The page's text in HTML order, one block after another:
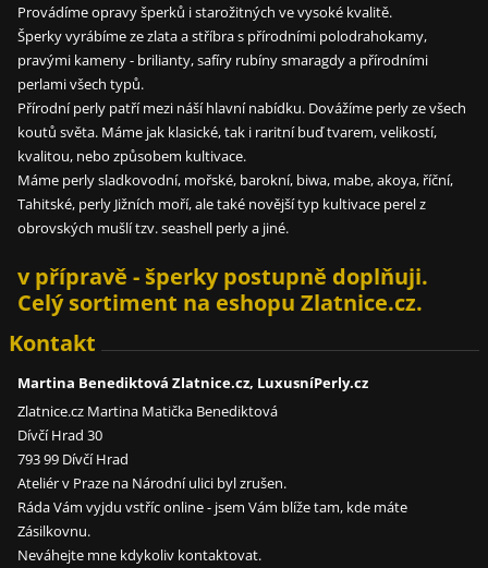
Provádíme opravy šperků i starožitných ve vysoké kvalitě.
Šperky vyrábíme ze zlata a stříbra s přírodními polodrahokamy,
pravými kameny - brilianty, safíry rubíny smaragdy a přírodními
perlami všech typů.
Přírodní perly patří mezi náší hlavní nabídku. Dovážíme perly ze všech
koutů světa. Máme jak klasické, tak i raritní buď tvarem, velikostí,
kvalitou, nebo způsobem kultivace.
Máme perly sladkovodní, mořské, barokní, biwa, mabe, akoya, říční,
Tahitské, perly Jižních moří, ale také novější typ kultivace perel z
obrovských mušlí tzv. seashell perly a jiné.
v přípravě - šperky postupně doplňuji.
Celý sortiment na eshopu Zlatnice.cz.
Kontakt
Martina Benediktová Zlatnice.cz, LuxusníPerly.cz
Zlatnice.cz Martina Matička Benediktová
Dívčí Hrad 30
793 99 Dívčí Hrad
Ateliér v Praze na Národní ulici byl zrušen.
Ráda Vám vyjdu vstříc online - jsem Vám blíže tam, kde máte
Zásilkovnu.
Neváhejte mne kdykoliv kontaktovat.